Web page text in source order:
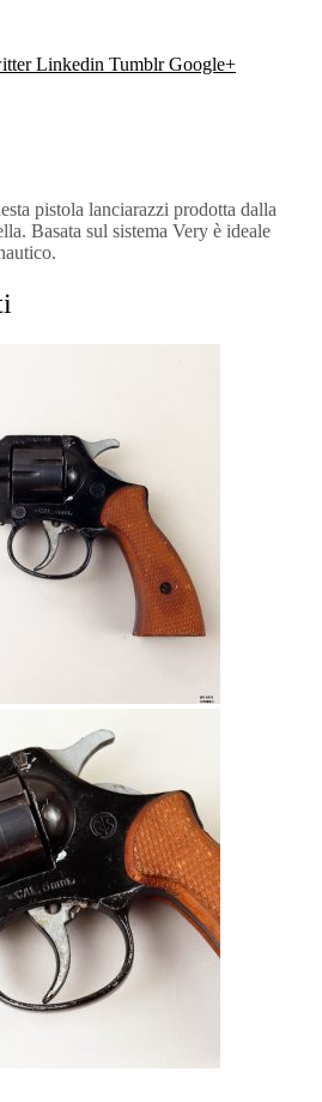
Linkedin Tumblr Google+
pistola lanciarazzi prodotta dalla
Basata sul sistema Very è ideale